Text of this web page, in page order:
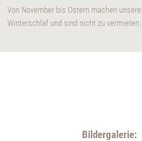
Von November bis Ostern machen
Winterschlaf und sind nicht zu vermieten.
Bildergalerie: